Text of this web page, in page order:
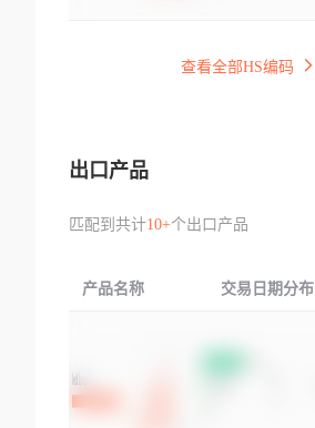
查看全部HS编码
出口产品
匹配到共计10+个出口产品
产品名称 交易日期分布